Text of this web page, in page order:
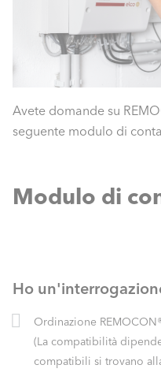
Avete domande su
seguente modulo di
Modulo di
Ho
Ordinazione
(La compatibilità
compatibili si trovano